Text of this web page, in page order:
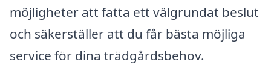
möjligheter att fatta ett välgrundat beslut
och säkerställer att du får bästa möjliga
service för dina trädgårdsbehov.